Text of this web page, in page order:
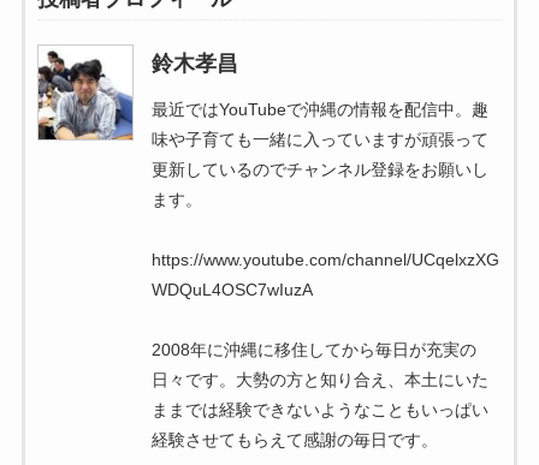
鈴木孝昌
最近ではYouTubeで沖縄の情報を配信中。趣
味や子育ても一緒に入っていますが頑張って
更新しているのでチャンネル登録をお願いし
ます。
https://www.youtube.com/channel/UCqelxzXG
WDQuL4OSC7wIuzA
2008年に沖縄に移住してから毎日が充実の
日々です。大勢の方と知り合え、本土にいた
ままでは経験できないようなこともいっぱい
経験させてもらえて感謝の毎日です。